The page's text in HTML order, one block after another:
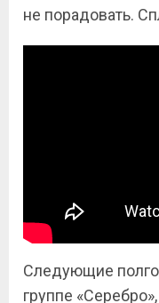
не порадовать.
Следующие
группе